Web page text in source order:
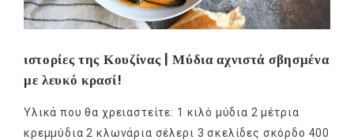
ιστορίες της Κουζίνας | Μύδια αχνιστά σβησμένα
με λευκό κρασί!
Υλικά που θα χρειαστείτε: 1 κιλό μύδια 2 μέτρια
κρεμμύδια 2 κλωνάρια σέλερι 3 σκελίδες σκόρδο 400